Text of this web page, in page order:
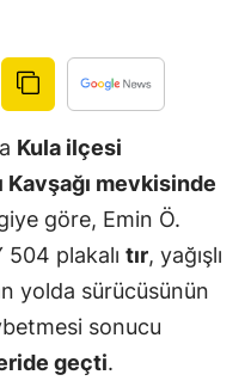
Eskişehir
Gaziantep
Gümüşhane
Hakkari
Hatay
Kula ilçesi
Kavşağı mevkisinde
göre, Emin Ö.
plakalı tır, yağışlı
yolda sürücüsünün
sonucu
geçti.